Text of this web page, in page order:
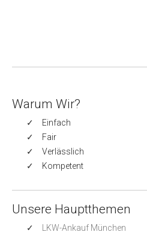
Warum Wir?
Einfach
Fair
Verlässlich
Kompetent
Unsere Hauptthemen
LKW-Ankauf München